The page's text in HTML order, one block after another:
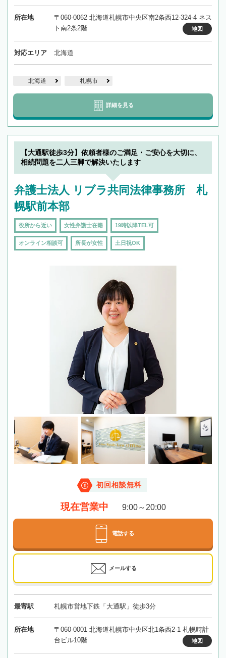
所在地
〒060-0062 北海道札幌市中央区南2条西12-324-4 ネス
ト南2条2階
地図
対応エリア 北海道
北海道 札幌市
詳細を見る
【大通駅徒歩3分】依頼者様のご満足・ご安心を大切に、
相続問題を二人三脚で解決いたします
弁護士法人 リブラ共同法律事務所 札
幌駅前本部
役所から近い 女性弁護士在籍 19時以降TEL可
オンライン相談可 所長が女性 土日祝OK
初回相談無料
現在営業中 9:00～20:00
電話する
メールする
最寄駅 札幌市営地下鉄「大通駅」徒歩3分
所在地
〒060-0001 北海道札幌市中央区北1条西2-1 札幌時計
台ビル10階
地図